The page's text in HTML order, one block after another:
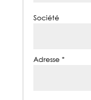
Société
Adresse *